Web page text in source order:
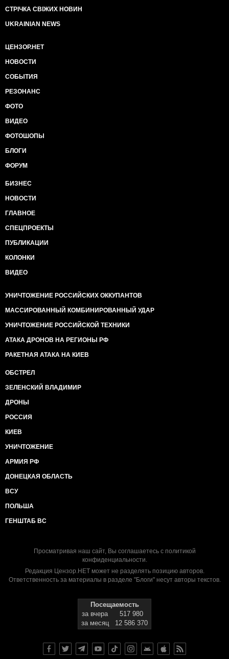
СТРІЧКА СВІЖИХ НОВИН
UKRAINIAN NEWS
ЦЕНЗОР.НЕТ
НОВОСТИ
СОБЫТИЯ
РЕЗОНАНС
ФОТО
ВИДЕО
ФОТОШОПЫ
БЛОГИ
ФОРУМ
БИЗНЕС
НОВОСТИ
ГЛАВНОЕ
СПЕЦПРОЕКТЫ
ПУБЛИКАЦИИ
КОЛОНКИ
ВИДЕО
УНИЧТОЖЕНИЕ РОССИЙСКИХ ОККУПАНТОВ
МАССИРОВАННЫЙ КОМБИНИРОВАННЫЙ УДАР
УНИЧТОЖЕНИЕ РОССИЙСКОЙ ТЕХНИКИ
АТАКА ДРОНОВ НА РЕГИОНЫ РФ
РАКЕТНАЯ АТАКА НА КИЕВ
ОБСТРЕЛ
ЗЕЛЕНСКИЙ ВЛАДИМИР
ДРОНЫ
РОССИЯ
КИЕВ
УНИЧТОЖЕНИЕ
АРМИЯ РФ
ДОНЕЦКАЯ ОБЛАСТЬ
ВСУ
ПОЛЬША
ГЕНШТАБ ВС
Просматривая наш сайт, Вы соглашаетесь с политикой
конфиденциальности.
Редакция Цензор.НЕТ может не разделять позицию авторов.
Ответственность за материалы в разделе "Блоги" несут авторы текстов.
Посещаемость
за вчера
517 980
за месяц
12 586 370